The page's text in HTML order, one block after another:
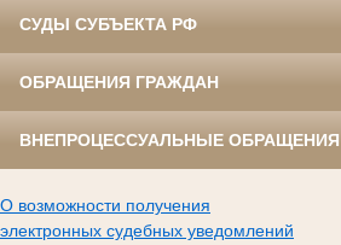
СУДЫ СУБЪЕКТА РФ
ОБРАЩЕНИЯ ГРАЖДАН
ВНЕПРОЦЕССУАЛЬНЫЕ ОБРАЩЕНИЯ
О возможности получения
электронных судебных уведомлений